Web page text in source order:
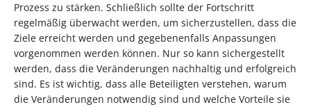
Prozess zu stärken. Schließlich sollte der Fortschritt
regelmäßig überwacht werden, um sicherzustellen, dass die
Ziele erreicht werden und gegebenenfalls Anpassungen
vorgenommen werden können. Nur so kann sichergestellt
werden, dass die Veränderungen nachhaltig und erfolgreich
sind. Es ist wichtig, dass alle Beteiligten verstehen, warum
die Veränderungen notwendig sind und welche Vorteile sie